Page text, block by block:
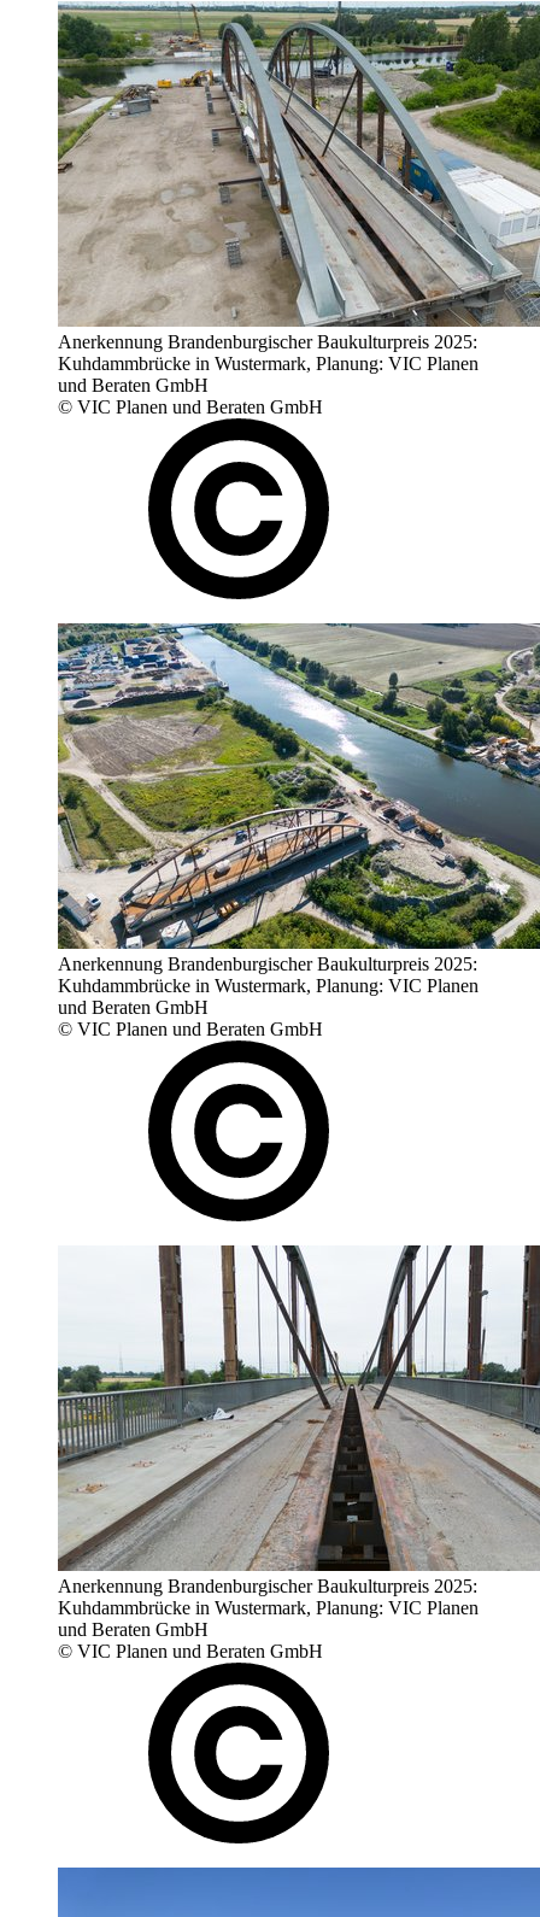
Anerkennung Brandenburgischer Baukulturpreis 2025:
Kuhdammbrücke in Wustermark, Planung: VIC Planen
und Beraten GmbH
© VIC Planen und Beraten GmbH
Anerkennung Brandenburgischer Baukulturpreis 2025:
Kuhdammbrücke in Wustermark, Planung: VIC Planen
und Beraten GmbH
© VIC Planen und Beraten GmbH
Anerkennung Brandenburgischer Baukulturpreis 2025:
Kuhdammbrücke in Wustermark, Planung: VIC Planen
und Beraten GmbH
© VIC Planen und Beraten GmbH